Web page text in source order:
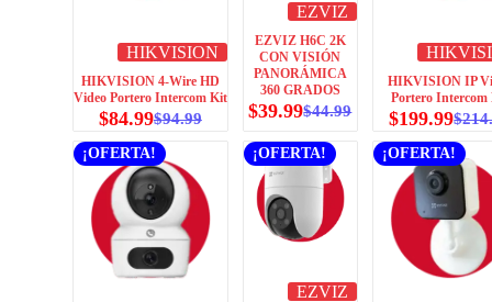
HIKVISION
HIKVISION 4-Wire HD
Video Portero Intercom Kit
$94.99
$84.99
EZVIZ
EZVIZ H6C 2K
CON VISIÓN
PANORÁMICA
360 GRADOS
$44.99
$39.99
HIKVISION IP
Portero
$
$199.99
¡OFERTA! ¡OFERTA!
EZVIZ
¡OFERTA!